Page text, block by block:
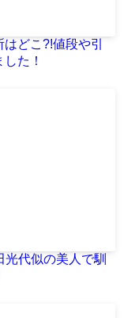
どこ?!値段や引
た！
代似の美人で馴